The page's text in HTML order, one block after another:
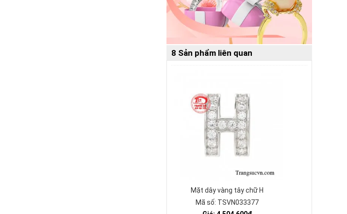
8 Sản phẩm liên quan
Mặt dây vàng tây chữ H
Mã số: TSVN033377